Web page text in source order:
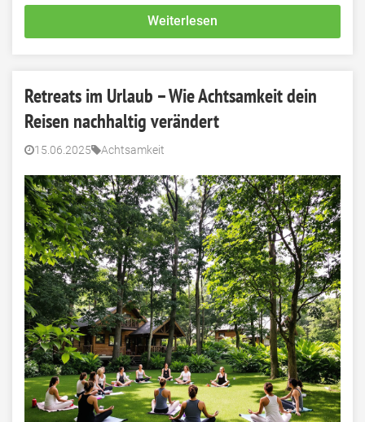
Weiterlesen
Retreats im Urlaub – Wie Achtsamkeit dein
Reisen nachhaltig verändert
15.06.2025 Achtsamkeit